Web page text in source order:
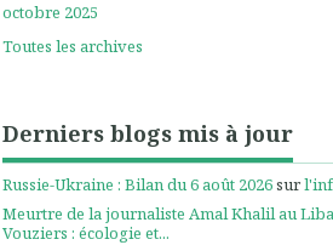
octobre 2025
Toutes les archives
Derniers blogs mis à jour
Russie-Ukraine : Bilan du 6 août 2026sur
Meurtre de la journaliste Amal Khalil au
Vouziers : écologie et...